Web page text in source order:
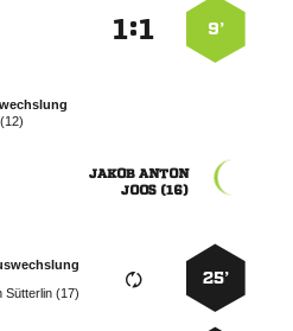
9’
:
 
 
25’
